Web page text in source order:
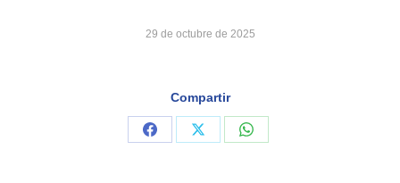
29 de octubre de 2025
Compartir
Share
Share
Share